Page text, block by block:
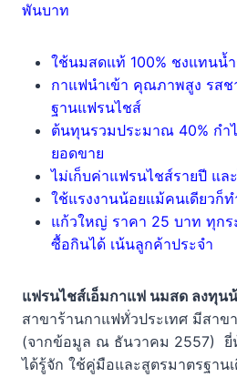
พันบาท
ใช้นมสดแท้ 100% ชงแทนน้
กาแฟนำเข้า คุณภาพสูง รส
ฐานแฟรนไชส์
ต้นทุนรวมประมาณ 40% กำ
ยอดขาย
ไม่เก็บค่าแฟรนไชส์รายปี แล
ใช้แรงงานน้อยแม้คนเดียวก็ท
แก้วใหญ่ ราคา 25 บาท ทุก
ซื้อกินได้ เน้นลูกค้าประจำ
แฟรนไชส์เอ็มกาแฟ นมสด ลงทุน
สาขาร้านกาแฟทั่วประเทศ มีสาข
(จากข้อมูล ณ ธันวาคม 2557)
ได้รู้จัก ใช้คู่มือและสูตรมาตรฐาน